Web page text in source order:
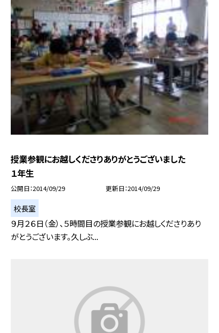
授業参観にお越しくださりありがとうございました
１年生
公開日 2014/09/29 更新日 2014/09/29
校長室
９月２６日（金）、５時間目の授業参観にお越しくださりあり
がとうございます。久しぶ...